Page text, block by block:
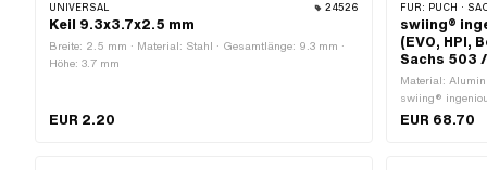
UNIVERSAL 24526
Keil 9.3x3.7x2.5 mm
Breite: 2.5 mm · Material: Stahl · Gesamtlänge: 9.3 mm ·
Höhe: 3.7 mm
EUR 2.20
FÜR: PUCH · SACHS ·
swiing®
(EVO, HPI,
Sachs 503
Material:
swiing®
mm · Höhe:
EUR 68.70